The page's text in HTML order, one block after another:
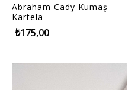
Abraham Cady Kumaş
Kartela
₺175,00